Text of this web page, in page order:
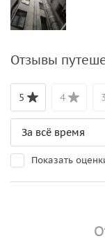
Отзывы
5 4 3
Показать